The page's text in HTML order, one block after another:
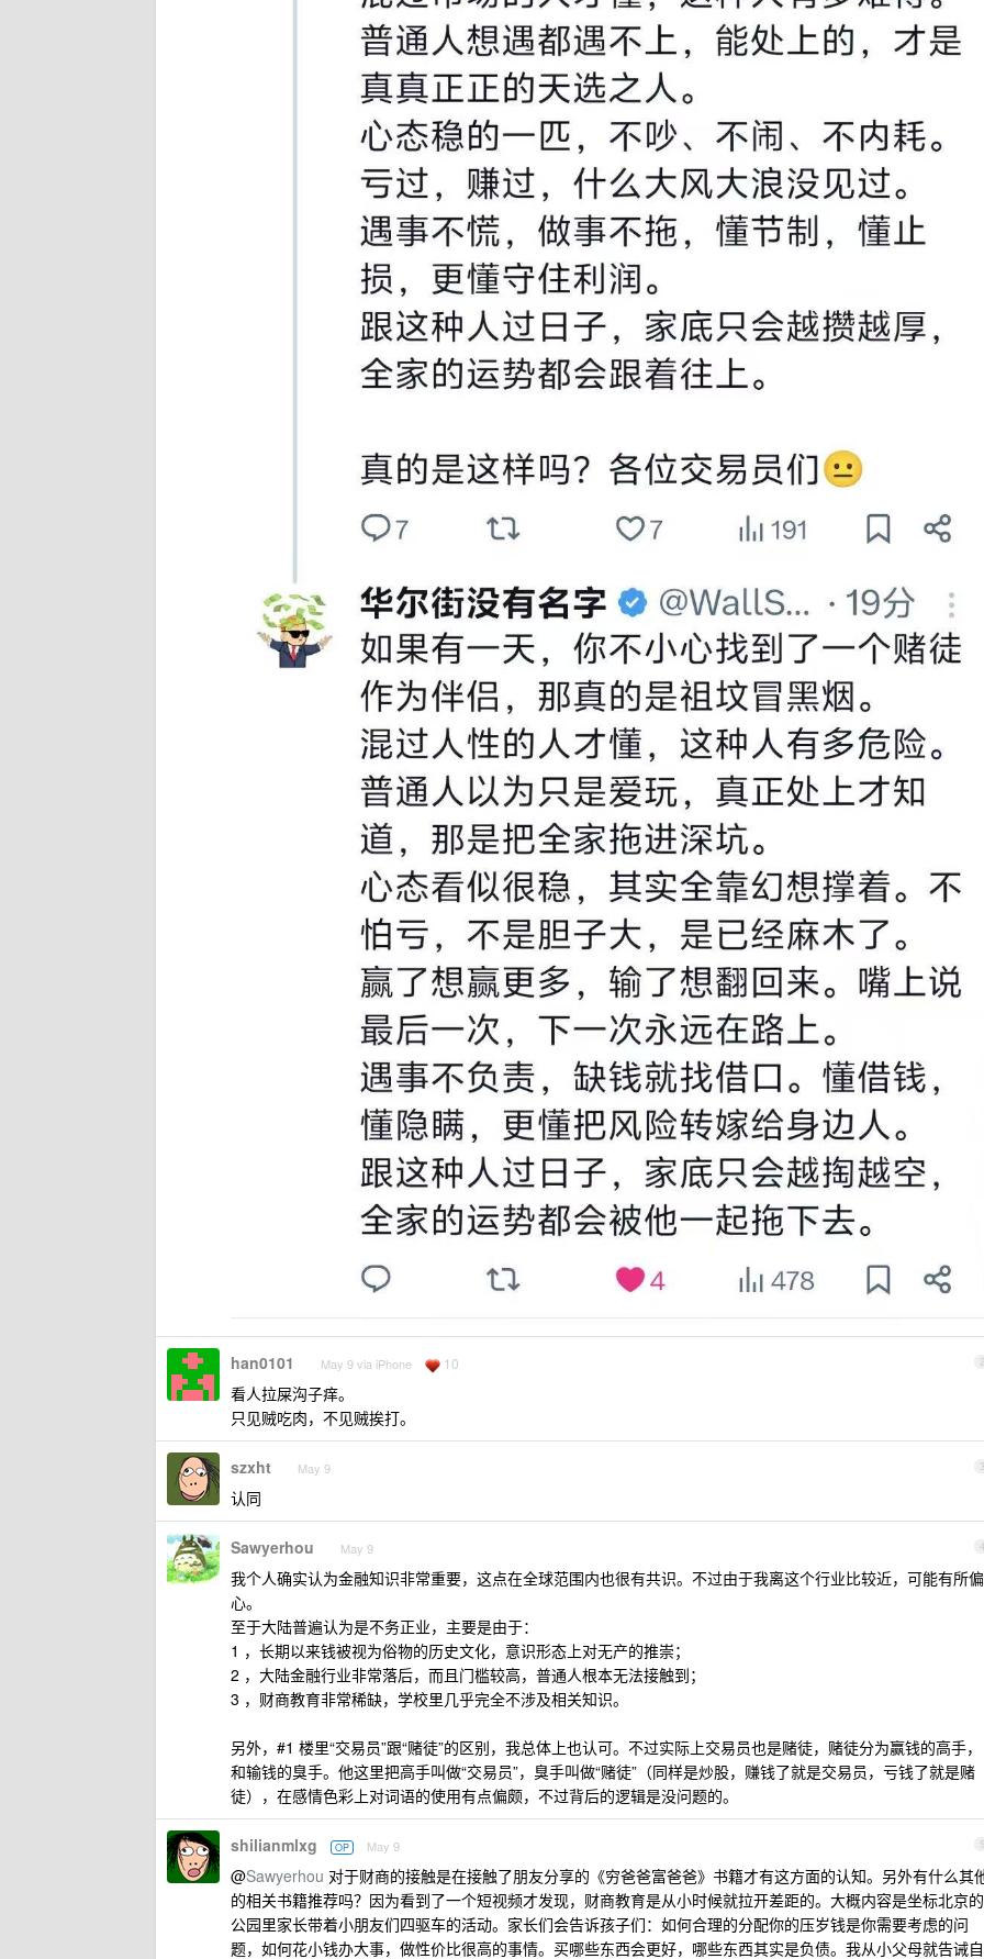
2
han0101 May 9 via iPhone 10
看人拉屎沟子痒。
只见贼吃肉，不见贼挨打。
3
szxht May 9
认同
4
Sawyerhou May 9
我个人确实认为金融知识非常重要，这点在全球范围内也很有共识。不过由于我离这个行业比较近，可能有所偏
心。
至于大陆普遍认为是不务正业，主要是由于：
1 ，长期以来钱被视为俗物的历史文化，意识形态上对无产的推崇；
2 ，大陆金融行业非常落后，而且门槛较高，普通人根本无法接触到；
3 ，财商教育非常稀缺，学校里几乎完全不涉及相关知识。
另外，#1 楼里“交易员”跟“赌徒”的区别，我总体上也认可。不过实际上交易员也是赌徒，赌徒分为赢钱的高手，
和输钱的臭手。他这里把高手叫做“交易员”，臭手叫做“赌徒”（同样是炒股，赚钱了就是交易员，亏钱了就是赌
徒），在感情色彩上对词语的使用有点偏颇，不过背后的逻辑是没问题的。
5
shilianmlxg OP May 9
@Sawyerhou 对于财商的接触是在接触了朋友分享的《穷爸爸富爸爸》书籍才有这方面的认知。另外有什么其
的相关书籍推荐吗？因为看到了一个短视频才发现，财商教育是从小时候就拉开差距的。大概内容是坐标北京的
公园里家长带着小朋友们四驱车的活动。家长们会告诉孩子们：如何合理的分配你的压岁钱是你需要考虑的问
题，如何花小钱办大事，做性价比很高的事情。买哪些东西会更好，哪些东西其实是负债。我从小父母就告诫自